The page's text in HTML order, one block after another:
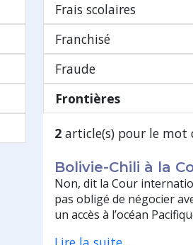
Frais scolaires
Franchisé
Fraude
Frontières
2 article(s) pour le mot
Bolivie-Chili à la
Non, dit la Cour
pas obligé de négocier
un accès à l’océan